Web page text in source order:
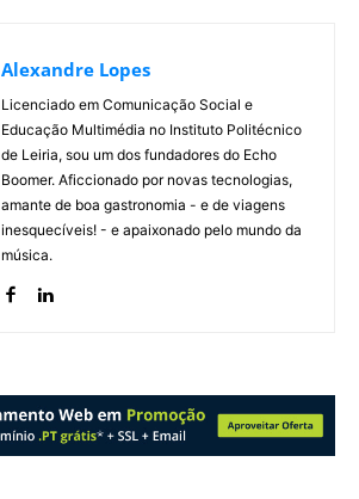
Alexandre Lopes
Licenciado em Comunicação Social e
Educação Multimédia no Instituto Politécnico
de Leiria, sou um dos fundadores do Echo
Boomer. Aficcionado por novas tecnologias,
amante de boa gastronomia - e de viagens
inesquecíveis! - e apaixonado pelo mundo da
música.